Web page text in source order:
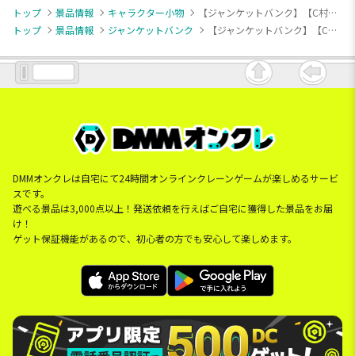
トップ 景品情報 キャラクター小物
【ジャンケットバンク】【C村雨礼二】ジャンケットバンク みにコレ!ぬいぐるみMC
トップ
景品情報 ジャンケットバンク 【ジャンケットバンク】【C村雨礼二】ジャンケットバンク みにコレ!ぬいぐるみMC
DMMオンクレは自宅にて24時間オンラインクレーンゲームが楽しめるサービ
スです。
遊べる景品は3,000点以上！発送依頼を行えばご自宅に獲得した景品をお届
け！
ゲット保証機能があるので、初心者の方でも安心して楽しめます。